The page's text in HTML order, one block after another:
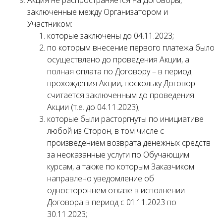
заключенные между Организатором и
Участником:
которые заключены до 04.11.2023;
по которым внесение первого платежа было
осуществлено до проведения Акции, а
полная оплата по Договору – в период
прохождения Акции, поскольку Договор
считается заключенным до проведения
Акции (т.е. до 04.11.2023);
которые были расторгнуты по инициативе
любой из Сторон, в том числе с
произведением возврата денежных средств
за неоказанные услуги по Обучающим
курсам, а также по которым Заказчиком
направлено уведомление об
одностороннем отказе в исполнении
Договора в период с 01.11.2023 по
30.11.2023;